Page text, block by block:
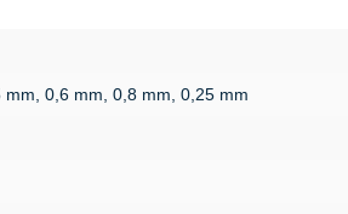
0,6 mm, 0,8 mm, 0,25 mm